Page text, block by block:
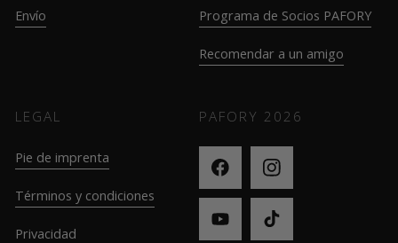
Envío Programa de Socios PAFORY
Recomendar a un amigo
LEGAL
Pie de imprenta
Términos y condiciones
Privacidad
PAFORY 2026